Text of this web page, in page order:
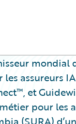
les assureurs
et
pour les
(SURA)